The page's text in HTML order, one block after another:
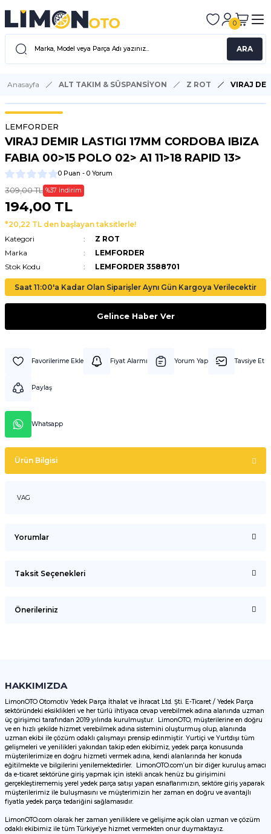
ARA
0
Anasayfa ALT TAKIM & SÜSPANSİYON Z ROT VIRAJ
LEMFORDER
VIRAJ DEMIR LASTIGI 17MM CORDOBA IBIZA
FABIA 00>15 POLO 02> A1 11>18 RAPID 13>
0 Puan - 0 Yorum
309,00 TL %37 İndirim
194,00 TL
*20,22 TL den başlayan taksitlerle!
Kategori
Z ROT
Marka
LEMFORDER
Stok Kodu
LEMFORDER 3588701
Saat 11:00'a Kadar Olan Siparişler Aynı Gün Kargoya Verilecektir
Gelince Haber Ver
Fiyat Alarmı Yorum Yap Tavsiye Et
Paylaş
Whatsapp
Ürün Bilgisi
VAG
Yorumlar
Taksit Seçenekleri
Önerileriniz
Görüş ve önerileriniz için teşekkür ederiz.
Ürün resmi kalitesiz, bozuk veya görüntülenemiyor.
Ürün açıklamasında eksik bilgiler bulunuyor.
Ürün bilgilerinde hatalar bulunuyor.
Ürün fiyatı diğer sitelerden daha pahalı.
Bu ürüne benzer farklı alternatifler olmalı.
HAKKIMIZDA
LimonOTO Otomotiv Yedek Parça İthalat ve İhracat Ltd. Şti. E-Ticaret / Yedek Parça
sektöründeki eksiklikleri ve her türlü ihtiyaca cevap verebilmek adına alanında uzman
üç girişimci tarafından 2019 yılında kurulmuştur. LimonOTO, müşterilerine en doğru
ve en hızlı şekilde hizmet verebilmek adına sistemini oluşturmuş olup, alanında
uzman ekibi ile çözüm odaklı çalışmayı prensip edinmiştir. Yurtiçi ve Yurtdışı tüm
gelişmeleri ve yenilikleri yakından takip eden ekibimiz, yedek parça konusunda
müşterilerimize en doğru hizmeti vermek adına, kendi alanlarında her konuda
eğitilmekte ve bilgilerini yenilemektedirler. LimonOTO.com’un bir diğer kuruluş amacı
da e-ticaret sektörüne giriş yapmak için istekli ancak henüz bu girişimini
gerçekleştirememiş yerel yedek parça satışı yapan esnaflarımızın, sektöre giriş yaparak
müşterilerimiz ile buluşmasını ve müşterimizin her zaman en doğru ve avantajlı
fiyatla yedek parça tedariğini sağlamasıdır.
LimonOTO.com olarak her zaman yeniliklere ve gelişime açık olan uzman ve çözüm
odaklı ekibimiz ile tüm Türkiye’ye hizmet vermekten onur duymaktayız.